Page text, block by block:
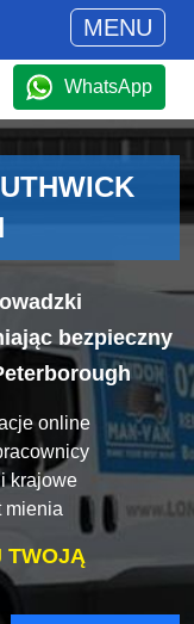
MENU
WhatsApp
bezpieczny
online
krajowe
mienia
TWOJĄ